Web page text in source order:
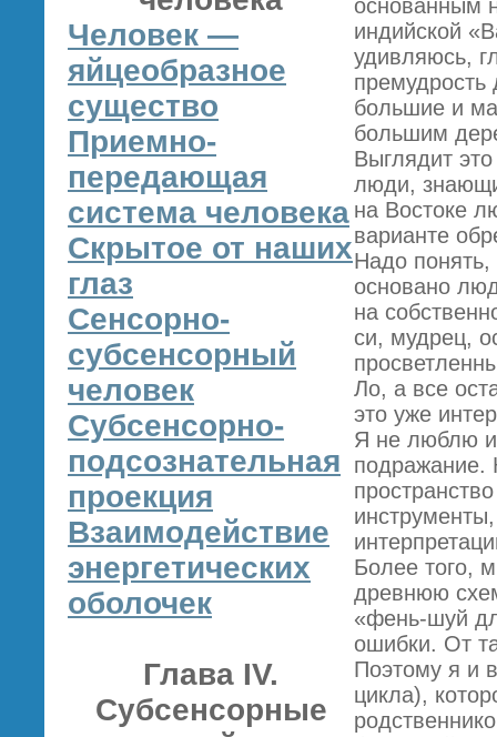
Человек —
яйцеобразное
существо
Приемно-
передающая
система человека
Скрытое от наших
глаз
Сенсорно-
субсенсорный
человек
Субсенсорно-
подсознательная
проекция
Взаимодействие
энергетических
оболочек
Глава IV.
Субсенсорные
основанным
индийской
удивляюсь,
премудрость
большие и
большим
Выглядит
люди,
на Востоке
варианте
Надо
основано
на
си, мудрец,
Ло, а все
это уже
Я не люблю
подражание.
Более того,
древнюю
«фень-шуй
ошибки. От
Поэтому я и
цикла),